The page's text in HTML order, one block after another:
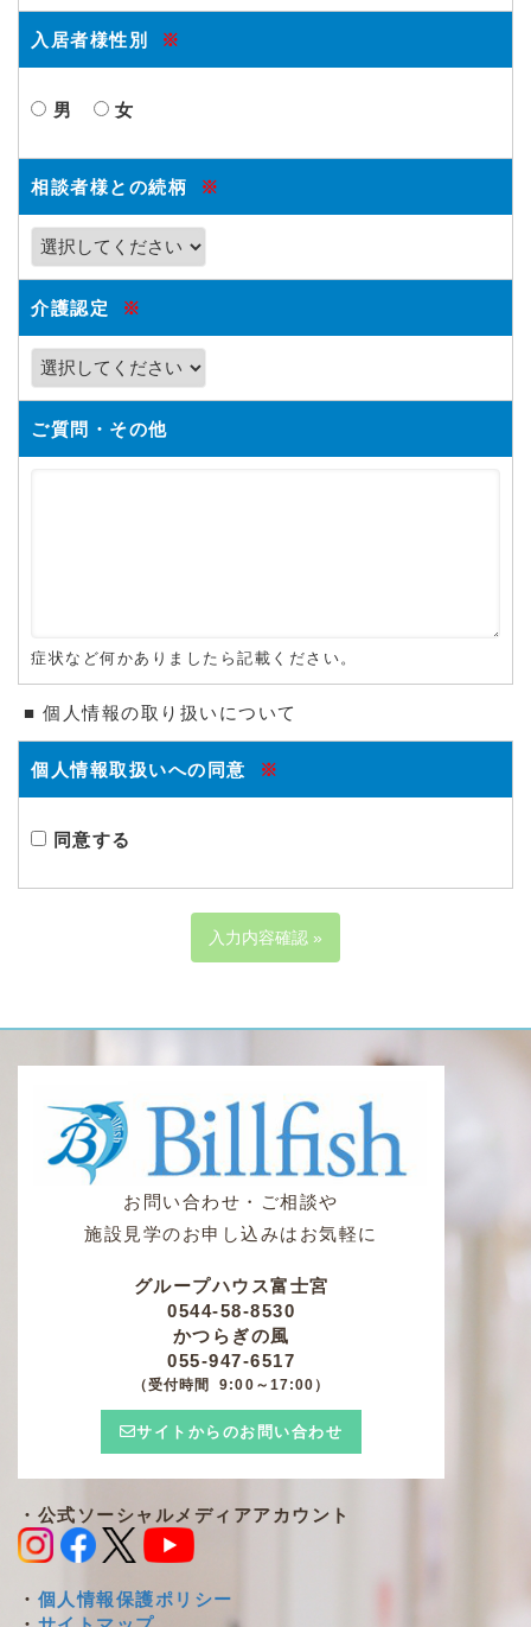
入居者様性別 ※
男 女
相談者様との続柄 ※
介護認定 ※
ご質問・その他
症状など何かありましたら記載ください。
■ 個人情報の取り扱いについて
個人情報取扱いへの同意 ※
同意する
お問い合わせ・ご相談や
施設見学のお申し込みはお気軽に
グループハウス富士宮
0544-58-8530
かつらぎの風
055-947-6517
（受付時間 9:00～17:00）
サイトからのお問い合わせ
・公式ソーシャルメディアアカウント
・ 個人情報保護ポリシー